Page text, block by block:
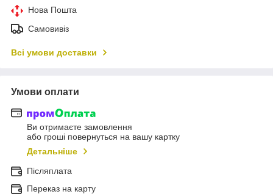
Нова Пошта
Самовивіз
Всі умови доставки
Умови оплати
Ви отримаєте замовлення
або гроші повернуться на вашу картку
Детальніше
Післяплата
Переказ на карту